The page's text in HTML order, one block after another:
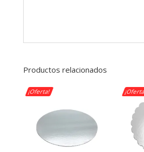
Productos relacionados
¡Oferta!